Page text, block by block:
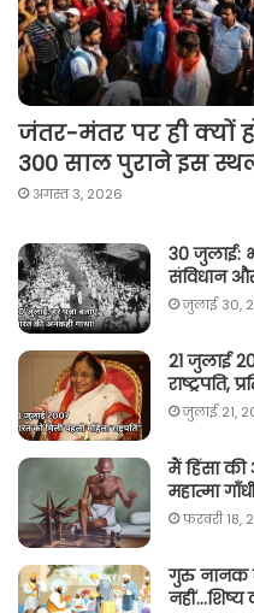
जंतर-मंतर पर ही क्यों
300 साल पुराने इस
अगस्त 3, 2026
30 जुलाई:
संविधान और
जुलाई 30,
21 जुलाई
राष्ट्रपति,
जुलाई 21,
मैं हिंसा की
महात्मा गाँधी
फ़रवरी 18,
गुरु नानक
नहीं…शिष्य